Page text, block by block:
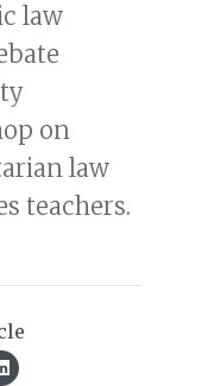
law
on
law
teachers.